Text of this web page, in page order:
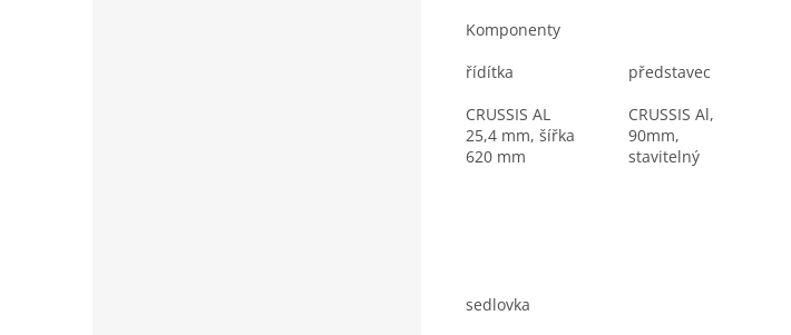
Komponenty
řídítka
CRUSSIS AL
25,4 mm, šířka
620 mm
představec
CRUSSIS Al,
90mm,
stavitelný
sedlovka